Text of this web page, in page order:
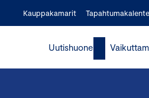
Kauppakamarit
Uutishuone